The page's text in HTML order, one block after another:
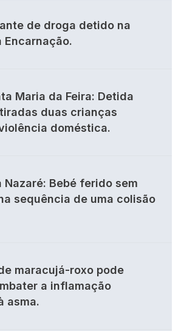
de droga detido na
Encarnação.
Maria da Feira: Detida
duas crianças
doméstica.
Nazaré: Bebé ferido sem
sequência de uma colisão
maracujá-roxo pode
a inflamação
asma.